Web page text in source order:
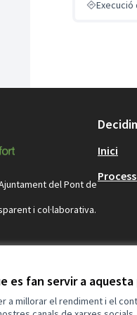
es fan servir a aquesta
a millorar el rendiment i el
del Pont de
i col·laborativa.
Inici
galetes